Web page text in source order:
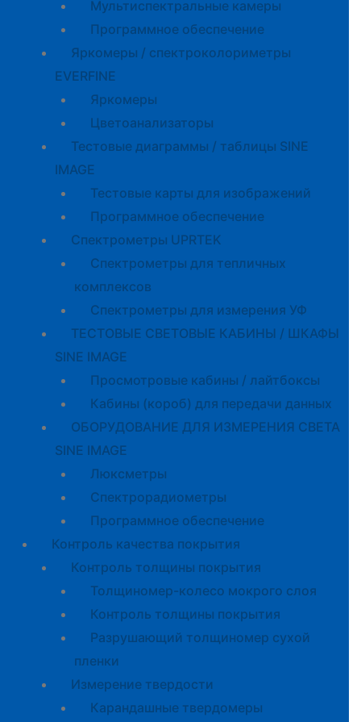
Мультиспектральные камеры
Программное обеспечение
Яркомеры / спектроколориметры
EVERFINE
Яркомеры
Цветоанализаторы
Тестовые диаграммы / таблицы SINE
IMAGE
Тестовые карты для изображений
Программное обеспечение
Спектрометры UPRTEK
Спектрометры для тепличных
комплексов
Спектрометры для измерения УФ
ТЕСТОВЫЕ СВЕТОВЫЕ КАБИНЫ / ШКАФЫ
SINE IMAGE
Просмотровые кабины / лайтбоксы
Кабины (короб) для передачи данных
ОБОРУДОВАНИЕ ДЛЯ ИЗМЕРЕНИЯ СВЕТА
SINE IMAGE
Люксметры
Спектрорадиометры
Программное обеспечение
Контроль качества покрытия
Контроль толщины покрытия
Толщиномер-колесо мокрого слоя
Контроль толщины покрытия
Разрушающий толщиномер сухой
пленки
Измерение твердости
Карандашные твердомеры